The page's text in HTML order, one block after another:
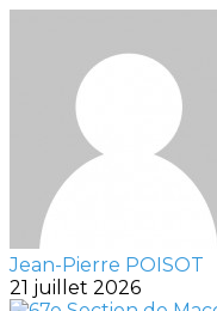
Jean-Pierre POISOT
21 juillet 2026